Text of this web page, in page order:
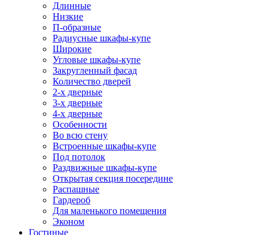
Длинные
Низкие
П-образные
Радиусные шкафы-купе
Широкие
Угловые шкафы-купе
Закругленный фасад
Количество дверей
2-х дверные
3-х дверные
4-х дверные
Особенности
Во всю стену
Встроенные шкафы-купе
Под потолок
Раздвижные шкафы-купе
Открытая секция посередине
Распашные
Гардероб
Для маленького помещения
Эконом
Гостиные